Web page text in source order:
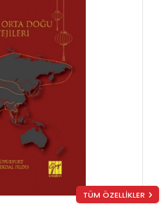
TÜM ÖZELLİKLER